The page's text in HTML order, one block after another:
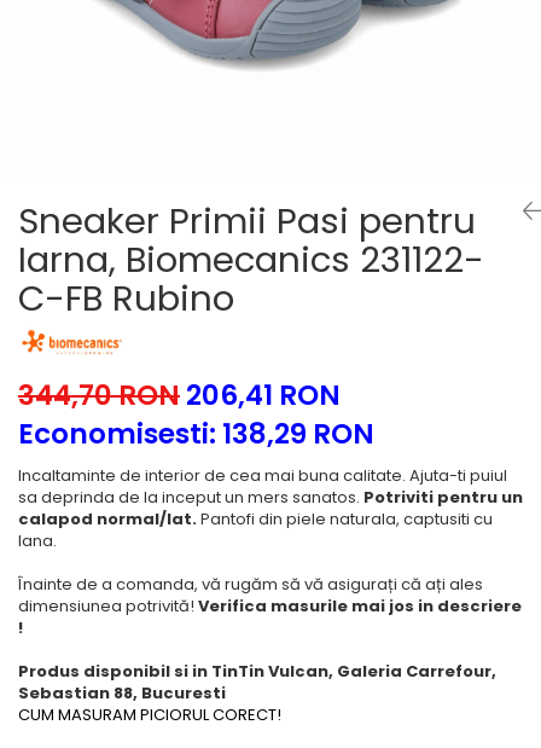
School Colection
Sneaker Primii Pasi pentru
Iarna, Biomecanics 231122-
C-FB Rubino
344,70 RON206,41 RON
Economisesti: 138,29 RON
Incaltaminte de interior de cea mai buna calitate. Ajuta-ti puiul
sa deprinda de la inceput un mers sanatos. Potriviti pentru un
calapod normal/lat.Pantofi din piele naturala, captusiti cu
lana.
Înainte de a comanda, vă rugăm să vă asigurați că ați ales
dimensiunea potrivită! Verifica masurile mai jos in descriere
!
Produs disponibil si in TinTin Vulcan, Galeria Carrefour,
Sebastian 88, Bucuresti
CUM MASURAM PICIORUL CORECT!